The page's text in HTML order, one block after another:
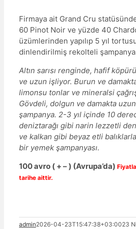
Firmaya ait Grand Cru
60 Pinot Noir ve yüzde 40
üzümlerinden yapılıp 5 yıl
dinlendirilmiş rekolteli
Altın sarısı renginde, hafif
ve uzun işliyor. Burun ve
limonsu tonlar ve mineralsi
Gövdeli, dolgun ve damakta
şampanya. 2-3 yıl içinde 10
deniztarağı gibi narin lezzetli
ve kalkan gibi beyaz etli
bir yemek şampanyası.
100avro( + – ) (Avrupa’da)
tarihe aittir.
admin2026-04-23T15:47:38+03:0023